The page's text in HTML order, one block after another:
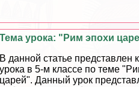
Тема урока: "Рим эпохи
В данной статье представлен
урока в 5-м классе по теме
царей". Данный урок